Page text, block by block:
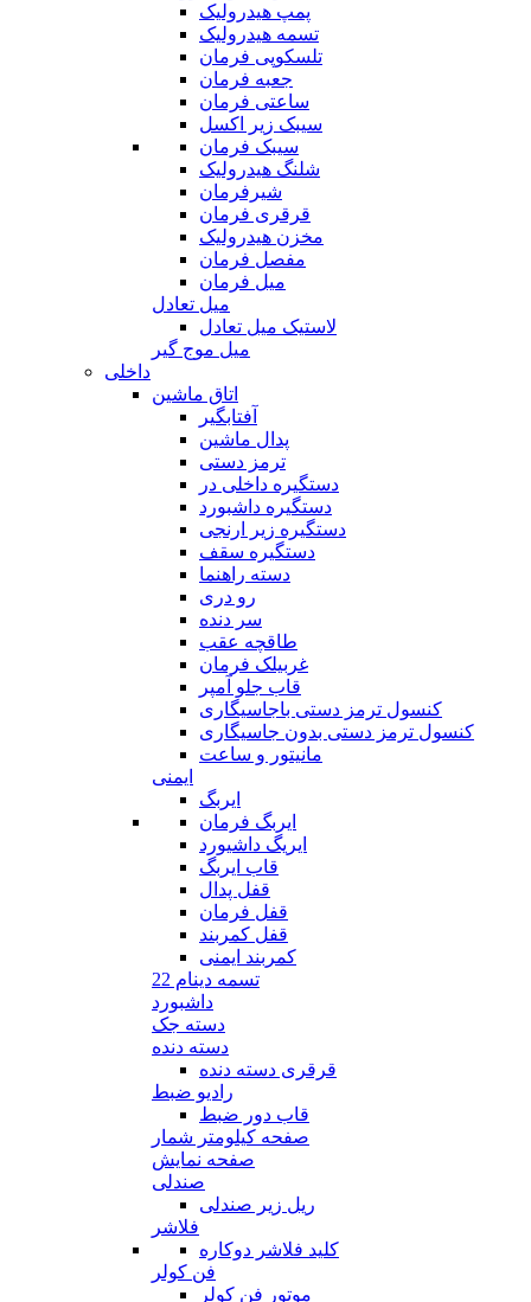
پمپ هیدرولیک
تسمه هیدرولیک
تلسکوپی فرمان
جعبه فرمان
ساعتی فرمان
سیبک زیر اکسل
سیبک فرمان
شلنگ هیدرولیک
شیرفرمان
قرقری فرمان
مخزن هیدرولیک
مفصل فرمان
میل فرمان
میل تعادل
لاستیک میل تعادل
میل موج گیر
داخلی
اتاق ماشین
آفتابگیر
پدال ماشین
ترمز دستی
دستگیره داخلی در
دستگیره داشبورد
دستگیره زیر ارنجی
دستگیره سقف
دسته راهنما
رو دری
سر دنده
طاقچه عقب
غربیلک فرمان
قاب جلو آمپر
کنسول ترمز دستی باجاسیگاری
کنسول ترمز دستی بدون جاسیگاری
مانیتور و ساعت
ایمنی
ایربگ
ایربگ فرمان
ایریگ داشیورد
قاب ایربگ
قفل پدال
قفل فرمان
قفل کمربند
کمربند ایمنی
تسمه دینام 22
داشبورد
دسته جک
دسته دنده
قرقری دسته دنده
رادیو ضبط
قاب دور ضبط
صفحه کیلومتر شمار
صفحه نمایش
صندلی
ریل زیر صندلی
فلاشر
کلید فلاشر دوکاره
فن کولر
موتور فن کولر